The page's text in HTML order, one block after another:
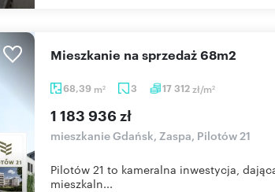
68,39 m2 3 17 312zł/m2
mieszkanie na sprzedaż 68m2
1 183 936 zł
mieszkanie Gdańsk, Zaspa, Pilotów 21
Pilotów 21 to kameralna inwestycja,
mieszkaln...